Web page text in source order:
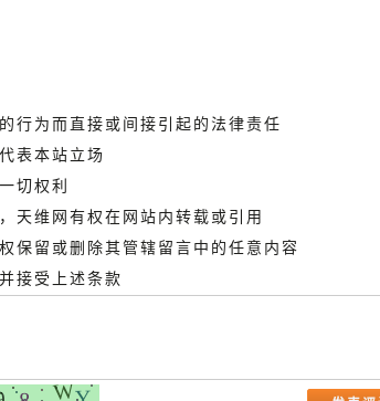
行为而直接或间接引起的法律责任
表本站立场
切权利
天维网有权在网站内转载或引用
保留或删除其管辖留言中的任意内容
接受上述条款